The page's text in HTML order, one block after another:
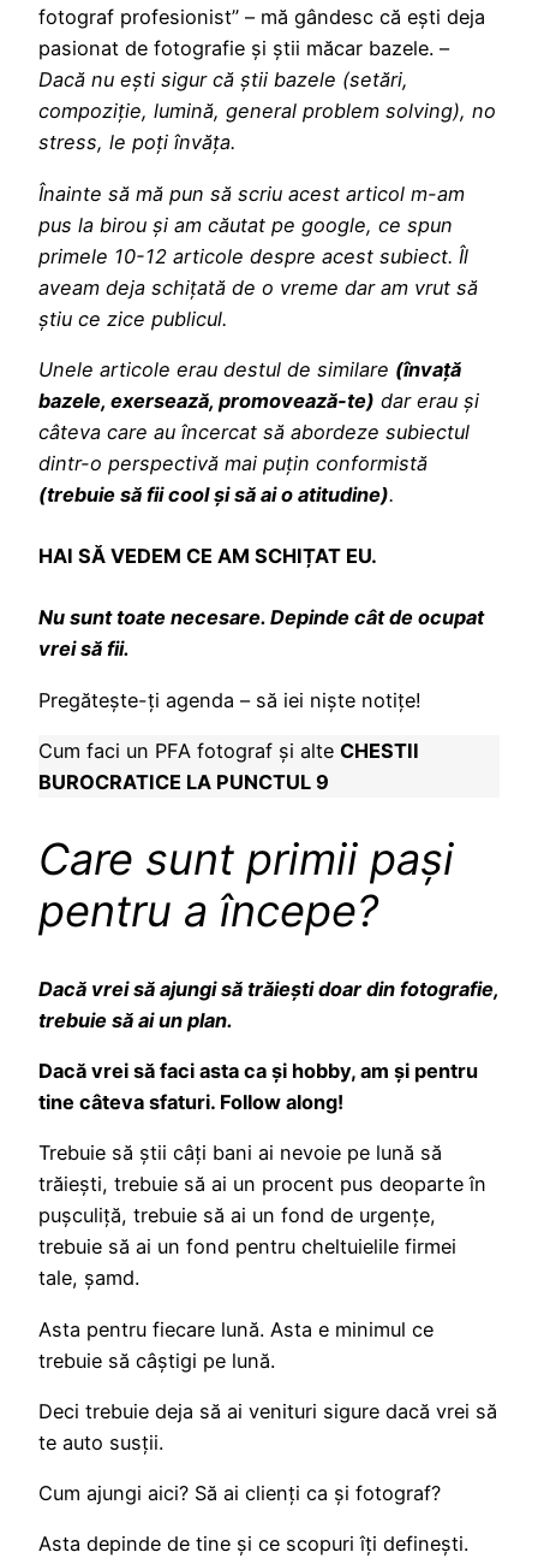
fotograf profesionist” – mă gândesc că ești deja
pasionat de fotografie și știi măcar bazele. –
Dacă nu ești sigur că știi bazele (setări,
compoziție, lumină, general problem solving), no
stress, le poți învăța.
Înainte să mă pun să scriu acest articol m-am
pus la birou și am căutat pe google, ce spun
primele 10-12 articole despre acest subiect. Îl
aveam deja schițată de o vreme dar am vrut să
știu ce zice publicul.
Unele articole erau destul de similare (învață
bazele, exersează, promovează-te) dar erau și
câteva care au încercat să abordeze subiectul
dintr-o perspectivă mai puțin conformistă
(trebuie să fii cool și să ai o atitudine).
HAI SĂ VEDEM CE AM SCHIȚAT EU.
Nu sunt toate necesare. Depinde cât de ocupat
vrei să fii.
Pregătește-ți agenda – să iei niște notițe!
Cum faci un PFA fotograf și alte CHESTII
BUROCRATICE LA PUNCTUL 9
Care sunt primii pași
pentru a începe?
Dacă vrei să ajungi să trăiești doar din fotografie,
trebuie să ai un plan.
Dacă vrei să faci asta ca și hobby, am și pentru
tine câteva sfaturi. Follow along!
Trebuie să știi câți bani ai nevoie pe lună să
trăiești, trebuie să ai un procent pus deoparte în
pușculiță, trebuie să ai un fond de urgențe,
trebuie să ai un fond pentru cheltuielile firmei
tale, șamd.
Asta pentru fiecare lună. Asta e minimul ce
trebuie să câștigi pe lună.
Deci trebuie deja să ai venituri sigure dacă vrei să
te auto susții.
Cum ajungi aici? Să ai clienți ca și fotograf?
Asta depinde de tine și ce scopuri îți definești.